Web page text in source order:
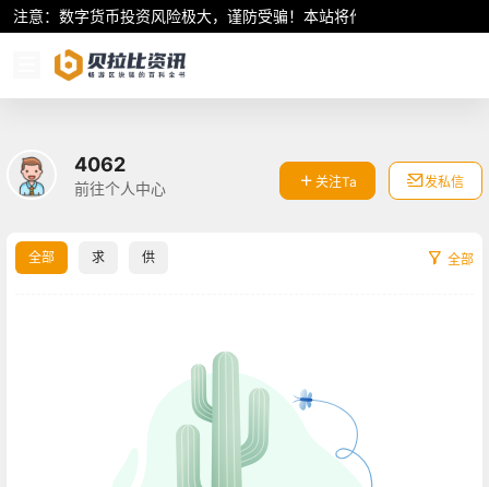
注意：数字货币投资风险极大，谨防受骗！本站将作为行业资讯共享
4062
前往个人中心 关注Ta 发私信
全部 求 供 全部